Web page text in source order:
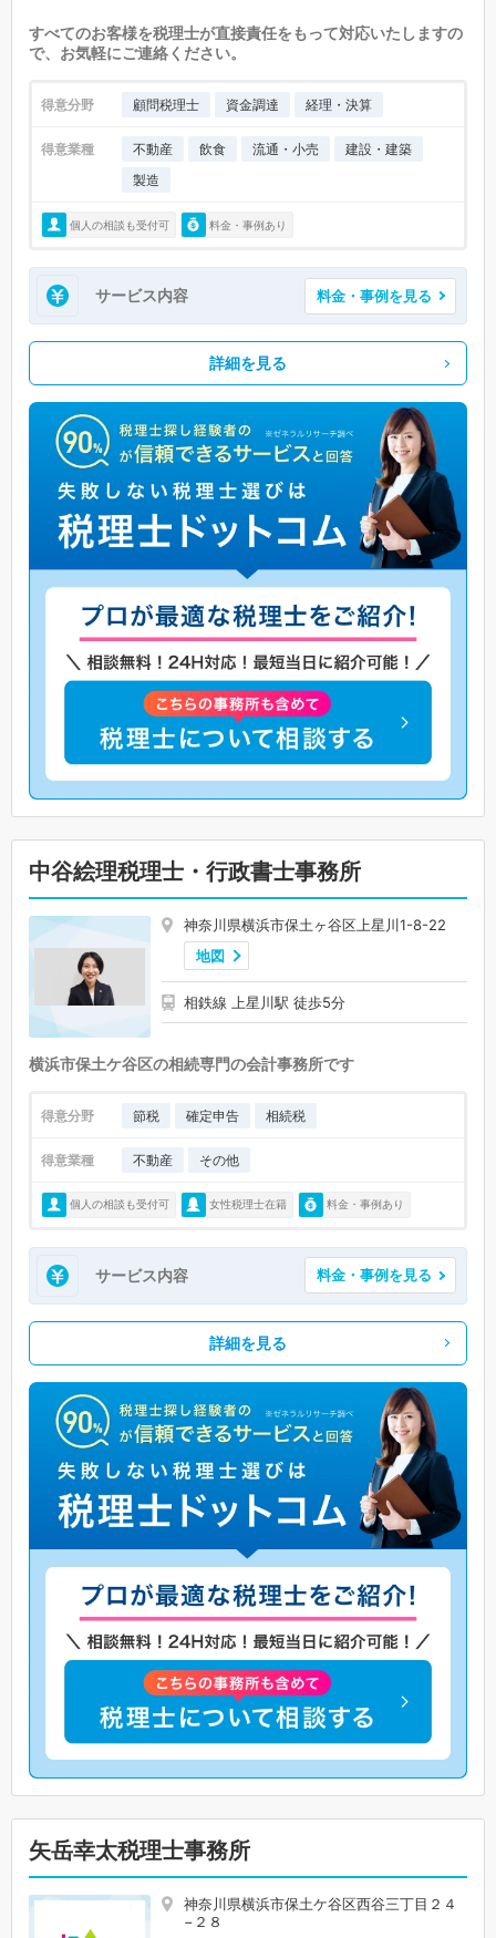
すべてのお客様を税理士が直接責任をもって対応いたしますの
で、お気軽にご連絡ください。
得意分野 顧問税理士 資金調達 経理・決算
得意業種 不動産 飲食 流通・小売
建設・建築
製造
個人の相談も受付可 料金・事例あり
サービス内容 料金・事例を見る
詳細を見る
中谷絵理税理士・行政書士事務所
神奈川県横浜市保土ヶ谷区上星川1-8-22
地図
相鉄線 上星川駅 徒歩5分
横浜市保土ケ谷区の相続専門の会計事務所です
得意分野 節税 確定申告 相続税
得意業種 不動産 その他
個人の相談も受付可 女性税理士在籍 料金・事例あり
サービス内容 料金・事例を見る
詳細を見る
矢岳幸太税理士事務所
神奈川県横浜市保土ケ谷区西谷三丁目２４
−２８